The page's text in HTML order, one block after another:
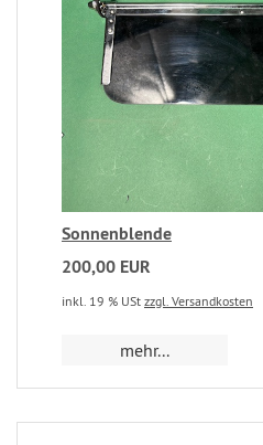
Sonnenblende
200,00 EUR
inkl. 19 % USt zzgl. Versandkosten
mehr...